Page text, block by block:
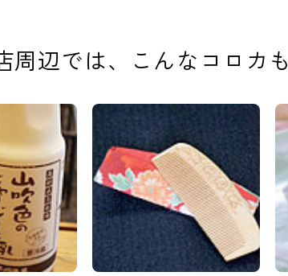
周辺では、 こんなコロカ